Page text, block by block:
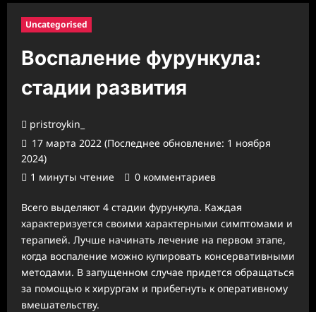
Uncategorised
Воспаление фурункула:
стадии развития
pristroykin_
17 марта 2022 (Последнее обновление: 1 ноября
2024)
1 минуты чтение
0 комментариев
Всего выделяют 4 стадии фурункула. Каждая
характеризуется своими характерными симптомами и
терапией. Лучше начинать лечение на первом этапе,
когда воспаление можно купировать консервативными
методами. В запущенном случае придется обращаться
за помощью к хирургам и прибегнуть к оперативному
вмешательству.